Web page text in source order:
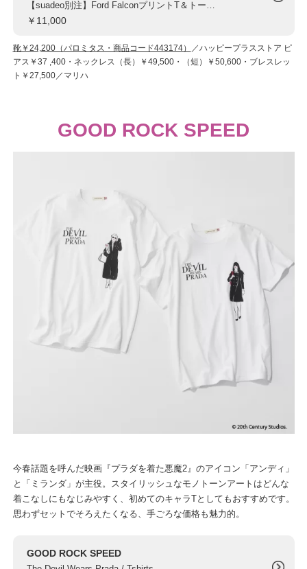
【suadeo別注】Ford FalconプリントT＆トートバッグセット
￥11,000
靴￥24,200（パロミタス・商品コード443174）
／ハッピープラスストア ピ
アス￥37 ,400・ネックレス（長）￥49,500・（短）￥50,600・ブレスレッ
ト￥27,500／マリハ
GOOD ROCK SPEED
今春話題を呼んだ映画『プラダを着た悪魔2』のアイコン「アンディ」
と「ミランダ」が主役。スタイリッシュなモノトーンアートはどんな
着こなしにもなじみやすく、初めてのキャラTとしてもおすすめです。
思わずセットでそろえたくなる、手ごろな価格も魅力的。
GOOD ROCK SPEED